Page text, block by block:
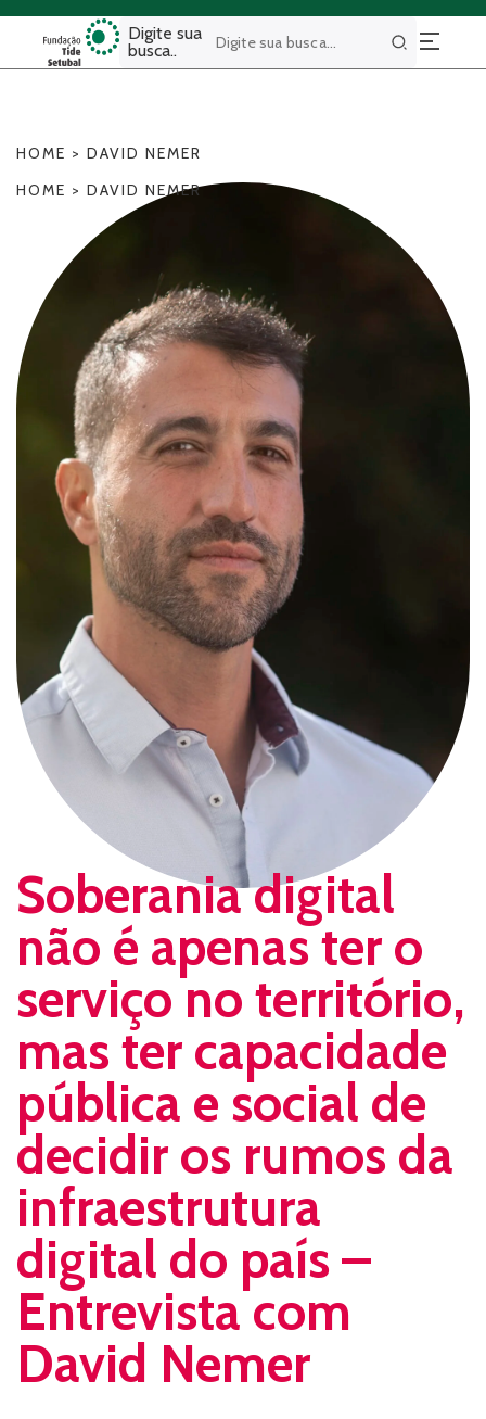
Digite sua
busca..
Buscar
HOME > DAVID NEMER
HOME > DAVID NEMER
Soberania digital
não é apenas ter o
serviço no território,
mas ter capacidade
pública e social de
decidir os rumos da
infraestrutura
digital do país –
Entrevista com
David Nemer